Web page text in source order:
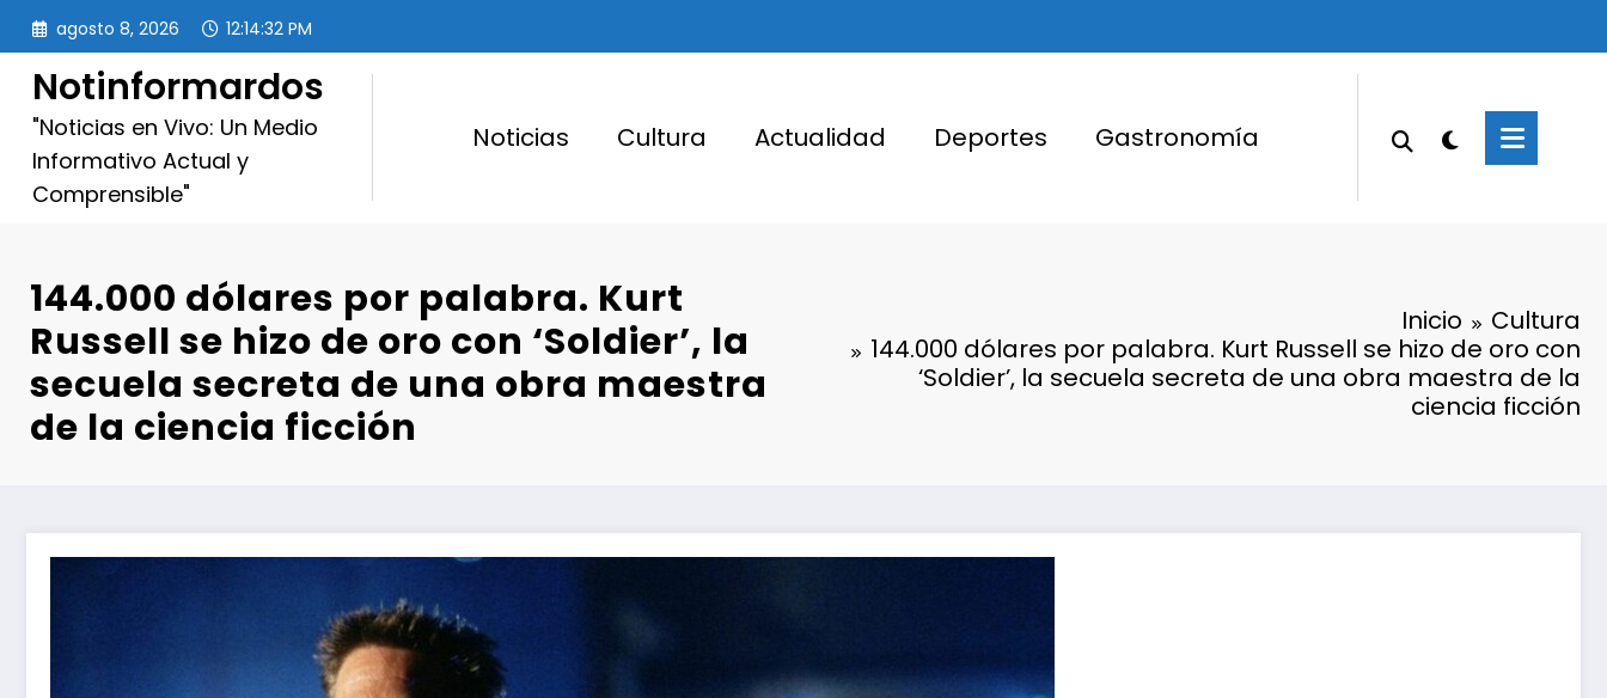
Saltar
contenido
agosto 8, 2026 12:14:34 PM
Notinformardos
"Noticias en Vivo: Un Medio
Informativo Actual y
Comprensible"
Noticias Cultura Actualidad Deportes Gastronomía
144.000 dólares por palabra. Kurt
Russell se hizo de oro con ‘Soldier’, la
secuela secreta de una obra maestra
de la ciencia ficción
Inicio
Cultura
144.000 dólares por palabra. Kurt Russell se hizo de oro con
‘Soldier’, la secuela secreta de una obra maestra de la
ciencia ficción